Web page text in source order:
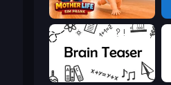
Mother Life Simulator: Prank
Brain Teaser